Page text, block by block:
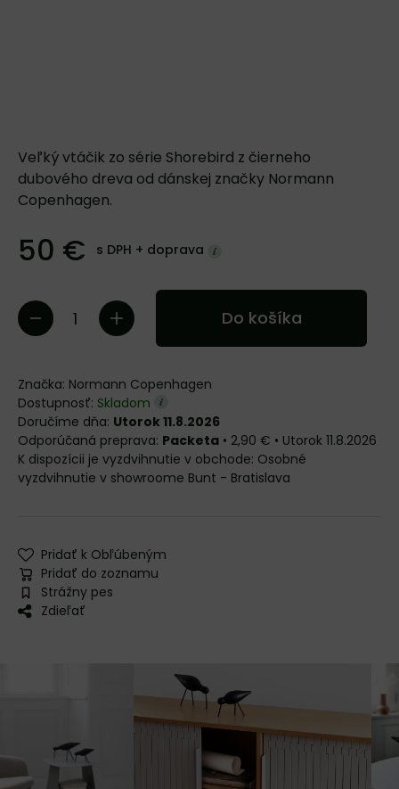
Veľký vtáčik zo série Shorebird z čierneho
dubového dreva od dánskej značky Normann
Copenhagen.
50 € s DPH + doprava
Do košíka
Značka: Normann Copenhagen
Dostupnosť: Skladom
Doručíme dňa: Utorok 11.8.2026
Packeta • 2,90 € • Utorok 11.8.2026
Osobné
vyzdvihnutie v showroome Bunt - Bratislava
Pridať k Obľúbeným
Pridať do zoznamu
Strážny pes
Zdieľať